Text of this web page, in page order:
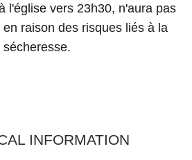
l'église vers 23h30, n'aura pas
raison des risques liés à la
sécheresse.
INFORMATION